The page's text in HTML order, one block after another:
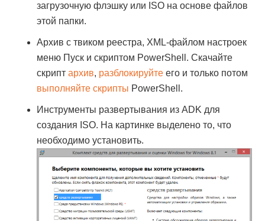
загрузочную флэшку или ISO на основе файлов
этой папки.
Архив с твиком реестра, XML-файлом настроек
меню Пуск и скриптом PowerShell. Скачайте
скриптархив, разблокируйте его и только потом
выполняйте скрипты PowerShell.
Инструменты развертывания из ADK для
создания ISO. На картинке выделено то, что
необходимо установить.